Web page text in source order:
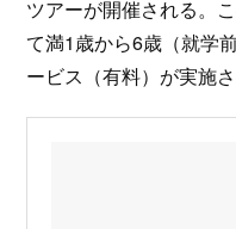
ツアーが開催される。
て満1歳から6歳（就学
ービス（有料）が実施さ